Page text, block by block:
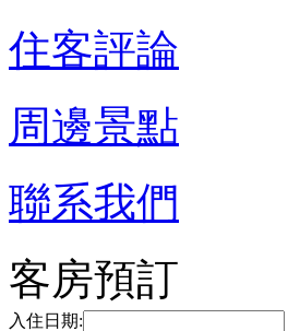
住客評論
周邊景點
聯系我們
客房預訂
入住日期: